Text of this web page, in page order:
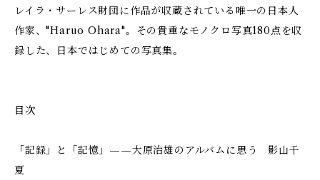
レイラ・サーレス財団に作品が収蔵されている唯一の日本人
作家、"Haruo Ohara"。その貴重なモノクロ写真180点を収
録した、日本ではじめての写真集。
目次
「記録」と「記憶」——大原治雄のアルバムに思う 影山千
夏